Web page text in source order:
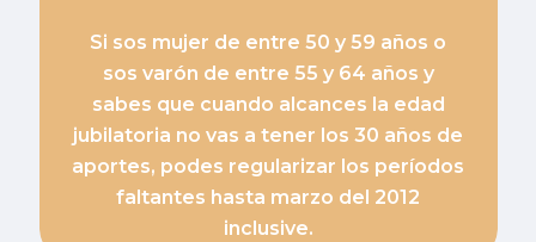
Si sos mujer de entre 50 y 59 años o
sos varón de entre 55 y 64 años y
sabes que cuando alcances la edad
jubilatoria no vas a tener los 30 años de
aportes, podes regularizar los períodos
faltantes hasta marzo del 2012
inclusive.